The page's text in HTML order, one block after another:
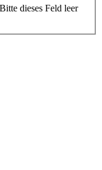
Bitte dieses Feld leer